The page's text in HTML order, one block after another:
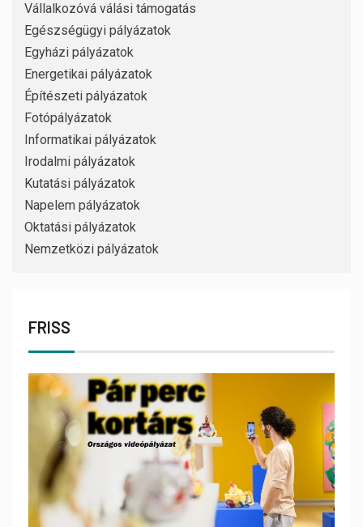
Vállalkozóvá válási támogatás
Egészségügyi pályázatok
Egyházi pályázatok
Energetikai pályázatok
Építészeti pályázatok
Fotópályázatok
Informatikai pályázatok
Irodalmi pályázatok
Kutatási pályázatok
Napelem pályázatok
Oktatási pályázatok
Nemzetközi pályázatok
FRISS